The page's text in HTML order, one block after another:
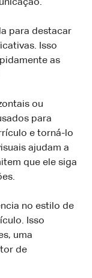
para destacar
Isso
as
ou
para
e torná-lo
ajudam a
que ele siga
no estilo de
Isso
uma
de